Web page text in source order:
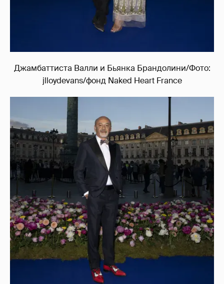
Джамбаттиста Валли и Бьянка Брандолини/Фото:
jlloydevans/фонд Naked Heart France